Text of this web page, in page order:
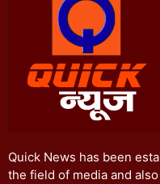
Quick News has been
the field of media and